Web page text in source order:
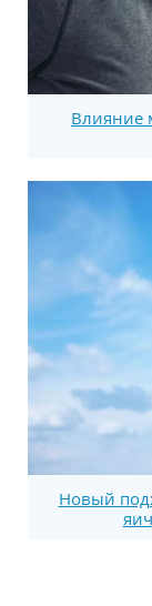
Влияние
Новый